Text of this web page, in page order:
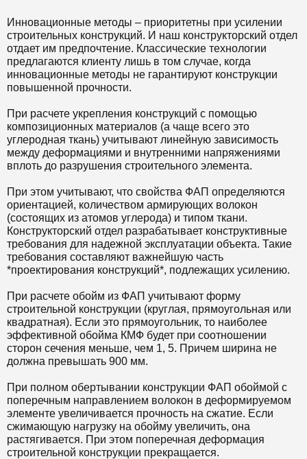
Инновационные методы – приоритетны при усилении
строительных конструкций. И наш конструкторский отдел
отдает им предпочтение. Классические технологии
предлагаются клиенту лишь в том случае, когда
инновационные методы не гарантируют конструкции
повышенной прочности.
При расчете укрепления конструкций с помощью
композиционных материалов (а чаще всего это
углеродная ткань) учитывают линейную зависимость
между деформациями и внутренними напряжениями
вплоть до разрушения строительного элемента.
При этом учитывают, что свойства ФАП определяются
ориентацией, количеством армирующих волокон
(состоящих из атомов углерода) и типом ткани.
Конструкторский отдел разрабатывает конструктивные
требования для надежной эксплуатации объекта. Такие
требования составляют важнейшую часть
*проектирования конструкций*, подлежащих усилению.
При расчете обойм из ФАП учитывают форму
строительной конструкции (круглая, прямоугольная или
квадратная). Если это прямоугольник, то наиболее
эффективной обойма КМФ будет при соотношении
сторон сечения меньше, чем 1, 5. Причем ширина не
должна превышать 900 мм.
При полном обертывании конструкции ФАП обоймой с
поперечным направлением волокон в деформируемом
элементе увеличивается прочность на сжатие. Если
сжимающую нагрузку на обойму увеличить, она
растягивается. При этом поперечная деформация
строительной конструкции прекращается.